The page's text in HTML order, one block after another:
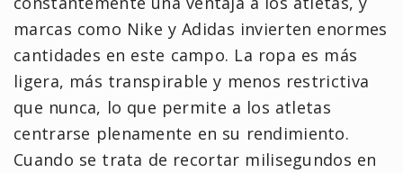
marcas como Nike y Adidas invierten enormes
cantidades en este campo. La ropa es más
ligera, más transpirable y menos restrictiva
que nunca, lo que permite a los atletas
centrarse plenamente en su rendimiento.
Cuando se trata de recortar milisegundos en